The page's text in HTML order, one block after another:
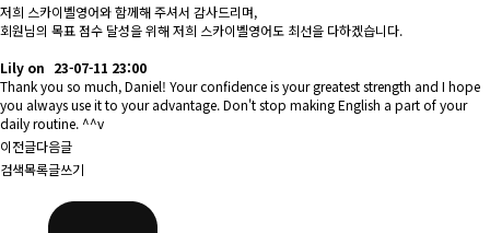
저희 스카이벨영어와 함께해 주셔서 감사드리며,
회원님의 목표 점수 달성을 위해 저희 스카이벨영어도 최선을 다하겠습니다.
Lily on 23-07-11 23:00
Thank you so much, Daniel! Your confidence is your greatest strength and I hope
you always use it to your advantage. Don't stop making English a part of your
daily routine. ^^v
이전글다음글
검색목록글쓰기